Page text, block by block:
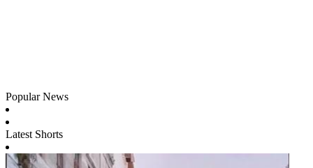
Popular News
Latest Shorts